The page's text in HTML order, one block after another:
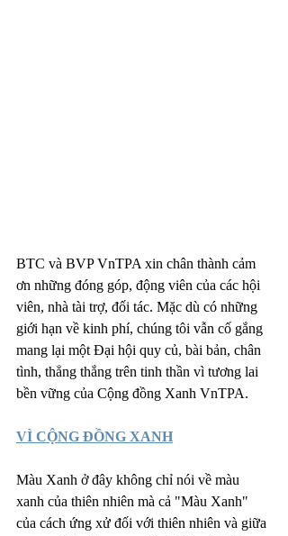
BTC và BVP VnTPA xin chân thành cảm
ơn những đóng góp, động viên của các hội
viên, nhà tài trợ, đối tác. Mặc dù có những
giới hạn về kinh phí, chúng tôi vẫn cố gắng
mang lại một Đại hội quy củ, bài bản, chân
tình, thẳng thắng trên tinh thần vì tương lai
bền vững của Cộng đồng Xanh VnTPA.
VÌ CỘNG ĐỒNG XANH
Màu Xanh ở đây không chỉ nói về màu
xanh của thiên nhiên mà cả "Màu Xanh"
của cách ứng xử đối với thiên nhiên và giữa